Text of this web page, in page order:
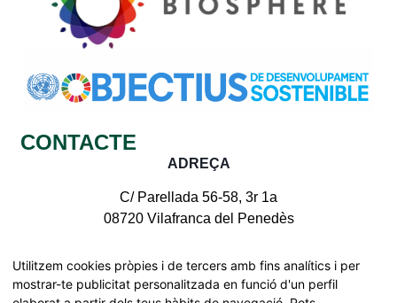
CONTACTE
ADREÇA
C/ Parellada 56-58, 3r 1a
08720 Vilafranca del Penedès
Utilitzem cookies pròpies i de tercers amb fins analítics i per
mostrar-te publicitat personalitzada en funció d'un perfil